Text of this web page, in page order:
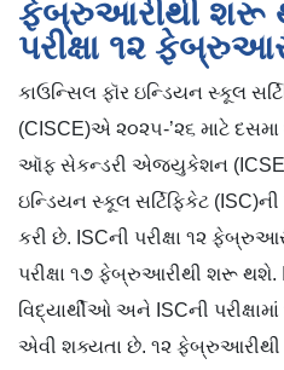
ફેબ્રુઆરીથી શરૂ
પરીક્ષા ૧૨
કાઉન્સિલ ફૉર ઇન્ડિયન સ્કૂલ
(CISCE)એ ૨૦૨૫-’૨૬ માટે દસમા
ઑફ સેકન્ડરી એજ્યુકેશન
ઇન્ડિયન સ્કૂલ સર્ટિફિકેટ (ISC)ની
કરી છે. ISCની પરીક્ષા ૧૨
પરીક્ષા ૧૭ ફેબ્રુઆરીથી શરૂ થશે.
વિદ્યાર્થીઓ અને ISCની
એવી શક્યતા છે. ૧૨ ફેબ્રુઆરીથી